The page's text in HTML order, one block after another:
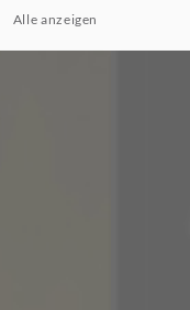
Alle anzeigen